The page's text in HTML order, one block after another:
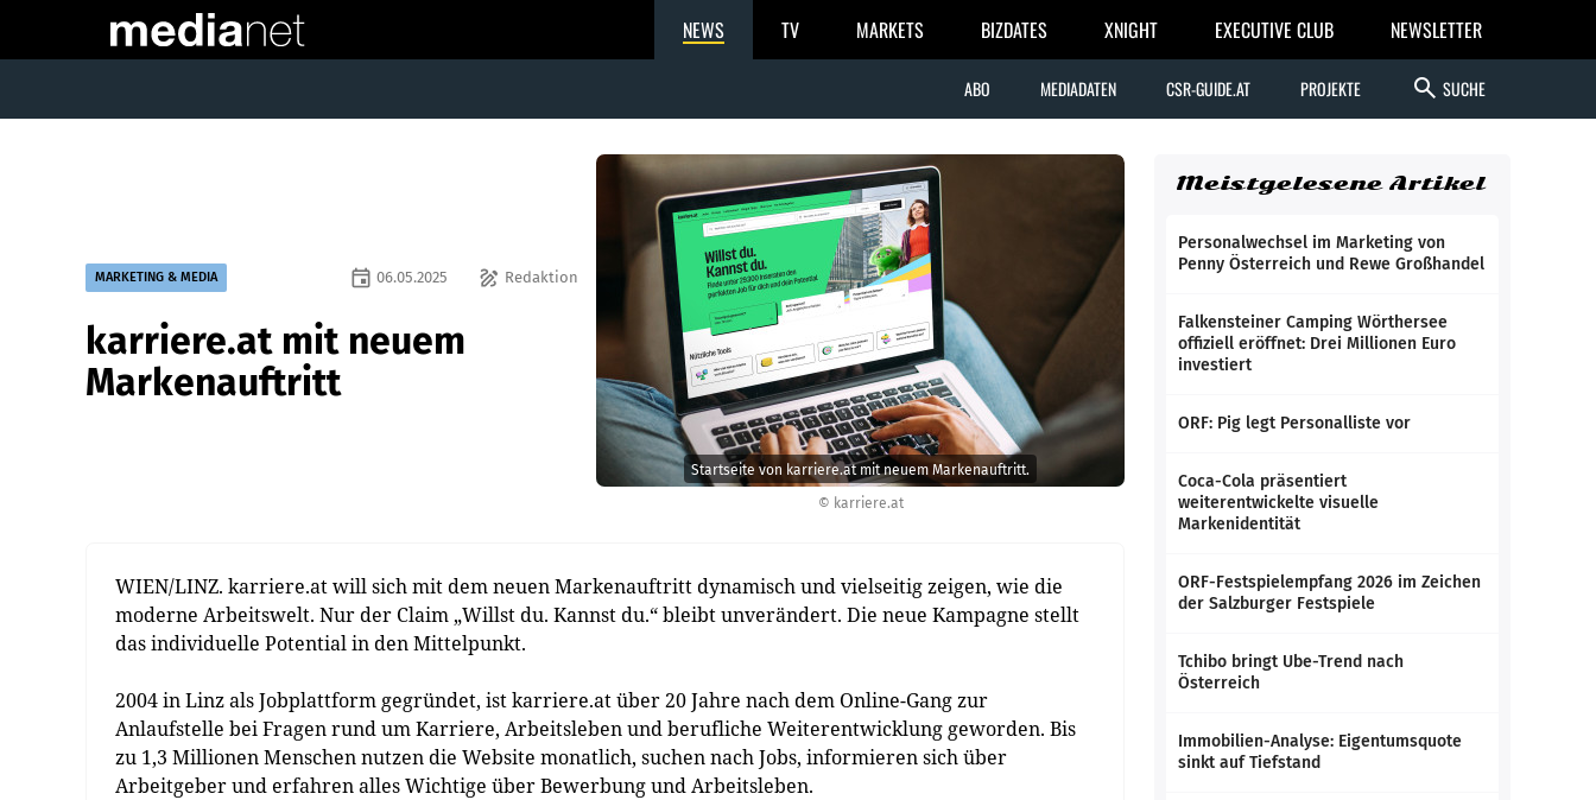
NEWS TV MARKETS BIZDATES XNIGHT EXECUTIVE CLUB NEWSLETTER
ABO MEDIADATEN CSR-GUIDE.AT PROJEKTE search SUCHE
© karriere.at
Startseite von karriere.at mit neuem Markenauftritt.
MARKETING & MEDIA draw Redaktion
event 06.05.2025
karriere.at mit neuem
Markenauftritt
WIEN/LINZ. karriere.at will sich mit dem neuen Markenauftritt dynamisch und vielseitig zeigen, wie die
moderne Arbeitswelt. Nur der Claim „Willst du. Kannst du.“ bleibt unverändert. Die neue Kampagne stellt
das individuelle Potential in den Mittelpunkt.
2004 in Linz als Jobplattform gegründet, ist karriere.at über 20 Jahre nach dem Online-Gang zur
Anlaufstelle bei Fragen rund um Karriere, Arbeitsleben und berufliche Weiterentwicklung geworden. Bis
zu 1,3 Millionen Menschen nutzen die Website monatlich, suchen nach Jobs, informieren sich über
Arbeitgeber und erfahren alles Wichtige über Bewerbung und Arbeitsleben.
Meistgelesene Artikel
Personalwechsel im Marketing von
Penny Österreich und Rewe Großhandel
Falkensteiner Camping Wörthersee
offiziell eröffnet: Drei Millionen Euro
investiert
ORF: Pig legt Personalliste vor
Coca-Cola präsentiert
weiterentwickelte visuelle
Markenidentität
ORF-Festspielempfang 2026 im Zeichen
der Salzburger Festspiele
Tchibo bringt Ube-Trend nach
Österreich
Immobilien-Analyse: Eigentumsquote
sinkt auf Tiefstand